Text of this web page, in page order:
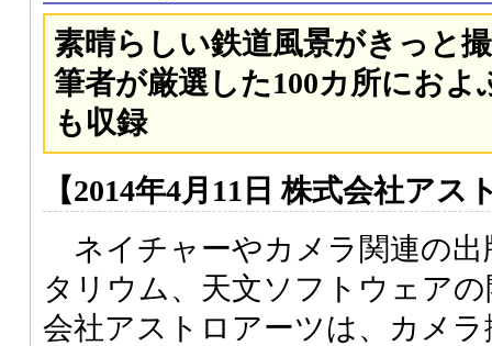
素晴らしい鉄道風景がきっと
筆者が厳選した100カ所におよ
も収録
【2014年4月11日 株式会社アス
ネイチャーやカメラ関連の出
タリウム、天文ソフトウェア
会社アストロアーツは、カメ